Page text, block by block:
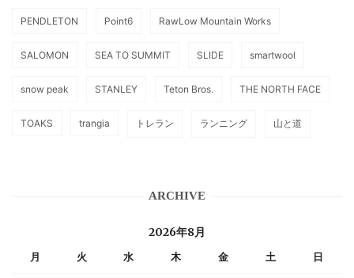
PENDLETON Point6 RawLow Mountain Works
SALOMON SEA TO SUMMIT SLIDE smartwool
snow peak STANLEY Teton Bros. THE NORTH FACE
TOAKS trangia トレラン ランニング 山と道
ARCHIVE
2026年8月
月 火 水 木 金 土 日